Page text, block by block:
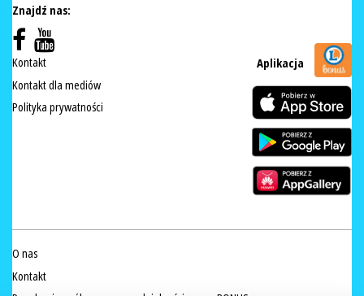
Znajdź nas:
Kontakt
Kontakt dla mediów
Polityka prywatności
Aplikacja
O nas
Kontakt